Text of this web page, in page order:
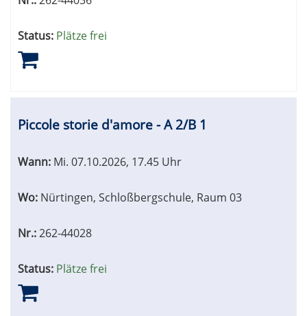
Status: Plätze frei
Piccole storie d'amore - A 2/B 1
Wann: Mi. 07.10.2026, 17.45 Uhr
Wo: Nürtingen, Schloßbergschule, Raum 03
Nr.:262-44028
Status: Plätze frei